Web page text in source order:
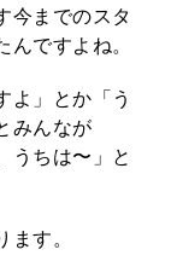
今までのスタ
ですよね。
よ」とか「う
みんなが
うちは〜」と
す。